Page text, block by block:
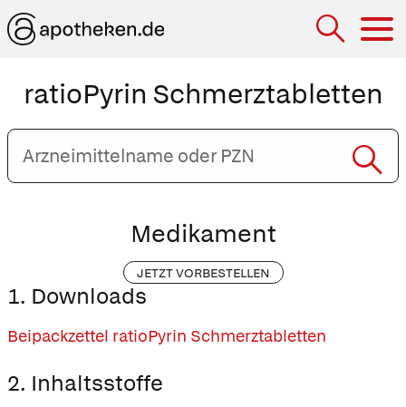
ratioPyrin Schmerztabletten
Arzneimittelname
oder
PZN
Medikament
JETZT VORBESTELLEN
1. Downloads
Beipackzettel ratioPyrin Schmerztabletten
2. Inhaltsstoffe